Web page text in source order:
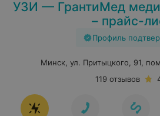
УЗИ — ГрантиМед
– прайс-
Профиль
Минск, ул. Притыцкого, 91,
119 отзывов